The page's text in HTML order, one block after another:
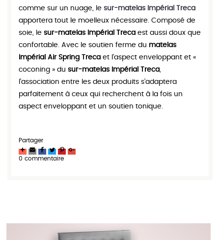
comme sur un nuage, le sur-matelas Impérial Treca
apportera tout le moelleux nécessaire. Composé de
soie, le sur-matelas Impérial Treca est aussi doux que
confortable. Avec le soutien ferme du matelas
Impérial Air Spring Treca et l’aspect enveloppant et «
coconing » du sur-matelas Impérial Treca,
l’association entre les deux produits s’adaptera
parfaitement à ceux qui recherchent à la fois un
aspect enveloppant et un soutien tonique.
Partager
0 commentaire